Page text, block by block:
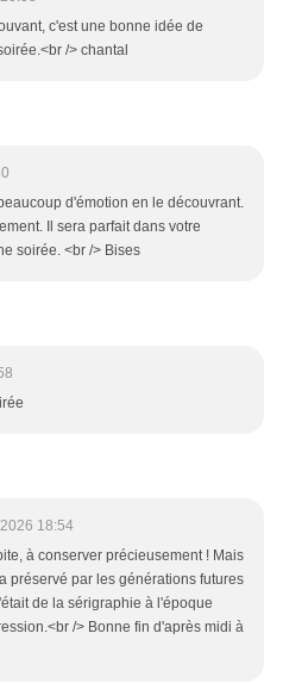
c'est une bonne idée de
/> chantal
d'émotion en le découvrant.
Il sera parfait dans votre
soirée. <br /> Bises
18:54
à conserver précieusement ! Mais
préservé par les générations futures
de la sérigraphie à l'époque
/> Bonne fin d'après midi à